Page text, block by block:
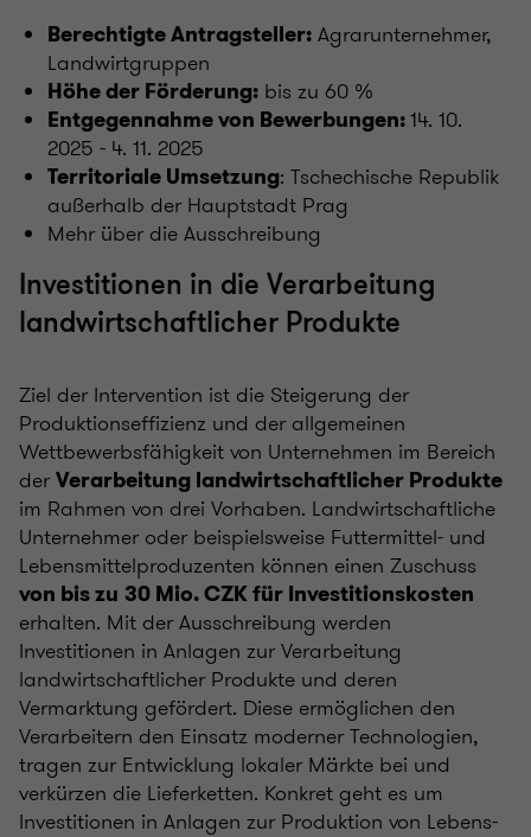
Berechtigte Antragsteller: Agrarunternehmer,
Landwirtgruppen
Höhe der Förderung: bis zu 60 %
Entgegennahme von Bewerbungen:14. 10.
2025 - 4. 11. 2025
Territoriale Umsetzung: Tschechische Republik
außerhalb der Hauptstadt Prag
Mehr über die Ausschreibung
Investitionen in die Verarbeitung
landwirtschaftlicher Produkte
Ziel der Intervention ist die Steigerung der
Produktionseffizienz und der allgemeinen
Wettbewerbsfähigkeit von Unternehmen im Bereich
derVerarbeitung landwirtschaftlicher Produkte
im Rahmen von drei Vorhaben. Landwirtschaftliche
Unternehmer oder beispielsweise Futtermittel- und
Lebensmittelproduzenten können einen Zuschuss
von bis zu 30 Mio. CZK für Investitionskosten
erhalten. Mit der Ausschreibung werden
Investitionen in Anlagen zur Verarbeitung
landwirtschaftlicher Produkte und deren
Vermarktung gefördert. Diese ermöglichen den
Verarbeitern den Einsatz moderner Technologien,
tragen zur Entwicklung lokaler Märkte bei und
verkürzen die Lieferketten. Konkret geht es um
Investitionen in Anlagen zur Produktion von Lebens-